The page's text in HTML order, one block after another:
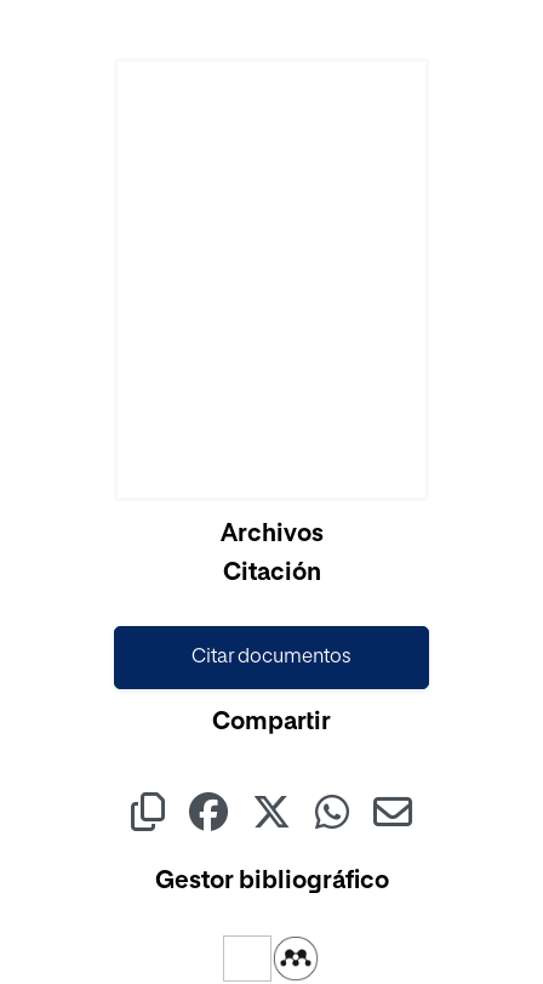
Archivos
Citación
Citar documentos
Compartir
Gestor bibliográfico